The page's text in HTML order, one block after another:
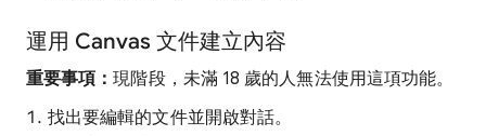
運用 Canvas 文件建立內容
重要事項：現階段，未滿 18 歲的人無法使用這項功能。
找出要編輯的文件並開啟對話。